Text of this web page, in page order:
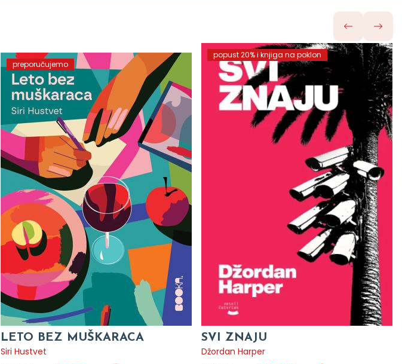
preporučujemo
LETO BEZ MUŠKARACA
Siri Hustvet
popust 20% i knjiga na poklon
SVI ZNAJU
Džordan Harper